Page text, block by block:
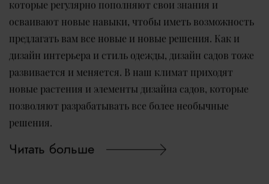
которые регулярно пополняют свои знания и
осваивают новые навыки, чтобы иметь возможность
предлагать вам все новые и новые решения. Как и
дизайн интерьера и стиль одежды, дизайн садов тоже
развивается и меняется. В наш климат приходят
новые растения и элементы дизайна садов, которые
позволяют разрабатывать все более необычные
решения.
Читать больше